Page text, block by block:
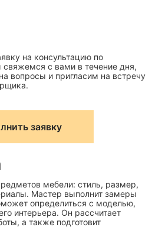
на консультацию по
с вами в течение дня,
вопросы и пригласим на встречу
заявку
мебели: стиль, размер,
Мастер выполнит замеры
определиться с моделью,
интерьера. Он рассчитает
а также подготовит